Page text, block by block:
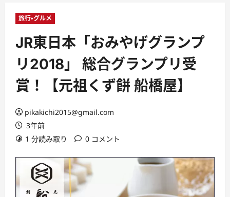
旅行・グルメ
JR東日本「おみやげグランプ
リ2018」 総合グランプリ受
賞！【元祖くず餅 船橋屋】
pikakichi2015@gmail.com
3年前
1 分読み取り
0 コメント